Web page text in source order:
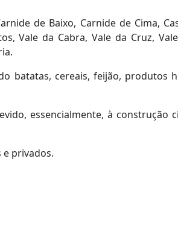
de Baixo, Carnide de Cima,
Vale da Cabra, Vale da Cruz,
batatas, cereais, feijão, produtos
essencialmente, à construção
privados.